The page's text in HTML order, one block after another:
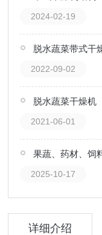
2024-02-19
脱水蔬菜带式干
2022-09-02
脱水蔬菜干燥机
2021-06-01
2025-10-17
详细介绍